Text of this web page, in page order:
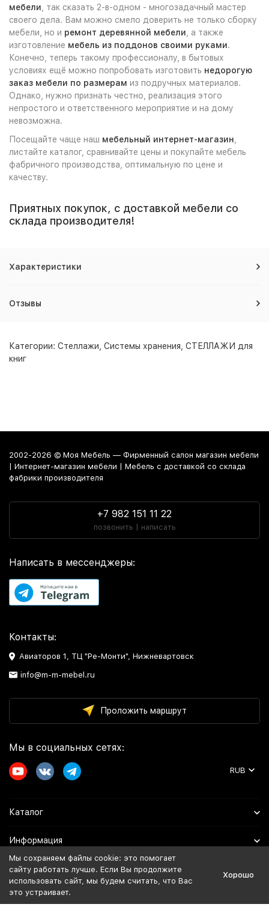
мебели , так сказать 2-в-одном - многозадачный мастер
своего дела. Вам можно смело доверить не только сборку
мебели, но и ремонт деревянной мебели , а также
изготовление мебель из поддонов своими руками.
Конечно, теперь такому профессионалу, в бытовых
условиях ещё можно попробовать изготовить недорогую
заказ мебели по размерам из подручных материалов.
Однако, нужно признать честно, реализация этого
непростого и ответственного мероприятие и на дому
невозможна.
Посещайте чаще наш мебельный интернет-магазин
листайте каталог, сравнивайте цены и покупайте мебель
фабричного производства, оптимальную по цене и
качеству.
Приятных покупок, с доставкой мебели со
склада производителя!
Характеристики
Отзывы
Категории: Стеллажи Системы хранения СТЕЛЛАЖИ для
книг
2002-2026 © Моя Мебель — Фирменный салон магазин мебели
| Интернет-магазин мебели | Мебель с доставкой со склада
фабрики производителя
+7 982 151 11 22
позвонить | написать
Написать в мессенджеры:
Контакты:
Авиаторов 1, ТЦ "Ре-Монти", Нижневартовск
info@m-m-mebel.ru
Проложить маршрут
Мы в социальных сетях:
RUB
Каталог
Информация
Помощь
Политика персональных данных
Мы сохраняем файлы cookie: это помогает
сайту работать лучше. Если Вы продолжите
использовать сайт, мы будем считать, что Вас
это устраивает.
Хорошо